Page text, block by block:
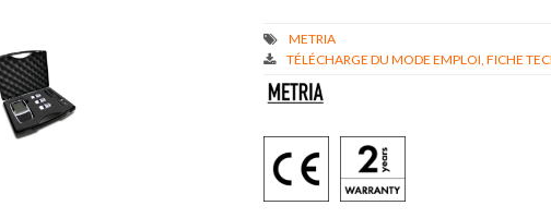
TÉLÉCHARGE DU MODE EMPLOI, FICHE